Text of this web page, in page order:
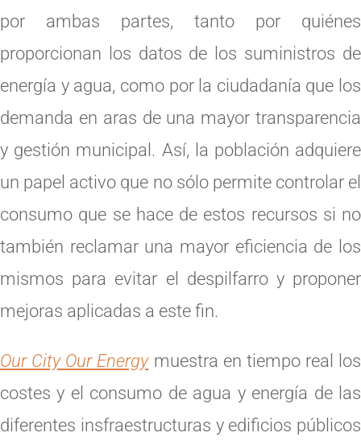
por ambas partes, tanto por quiénes
proporcionan los datos de los suministros de
energía y agua, como por la ciudadanía que los
demanda en aras de una mayor transparencia
y gestión municipal. Así, la población adquiere
un papel activo que no sólo permite controlar el
consumo que se hace de estos recursos si no
también reclamar una mayor eficiencia de los
mismos para evitar el despilfarro y proponer
mejoras aplicadas a este fin.
Our City Our Energy muestra en tiempo real los
costes y el consumo de agua y energía de las
diferentes insfraestructuras y edificios públicos